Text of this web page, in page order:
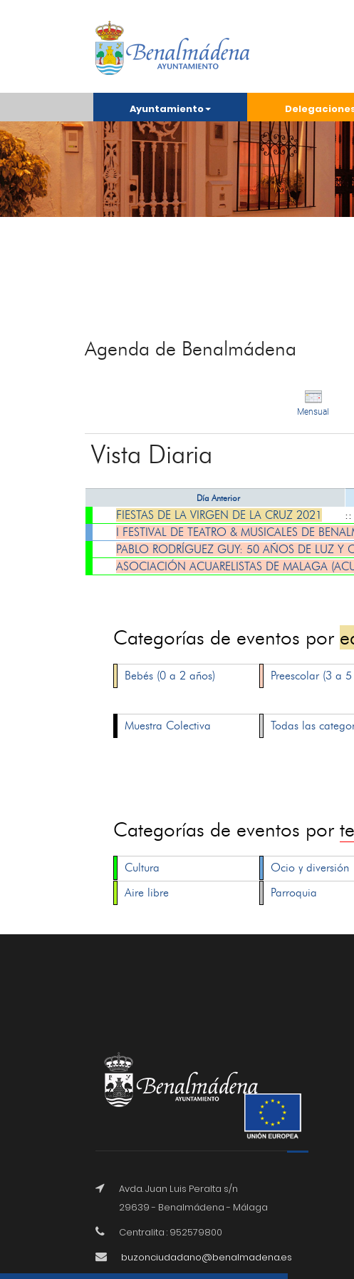
Ayuntamiento
Agenda de Benalmádena
Mensual
Vista Diaria
Día Anterior
FIESTAS DE LA VIRGEN DE LA CRUZ 2021
::
I FESTIVAL DE TEATRO & MUSICALES DE
PABLO RODRÍGUEZ GUY: 50 AÑOS DE LUZ Y
ASOCIACIÓN ACUARELISTAS DE MALAGA
Categorías de eventos por
Bebés (0 a 2 años) Preescolar (3 a 5
Muestra Colectiva
Todas las
Categorías de eventos por
Cultura Ocio y diversión
Aire libre
Parroquia
Avda. Juan Luis Peralta s/n
29639 - Benalmádena - Málaga
Centralita : 952579800
buzonciudadano@benalmadena.es